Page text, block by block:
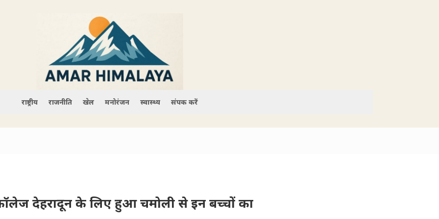
राष्ट्रीय राजनीति खेल मनोरंजन स्वास्थ्य संपर्क करें
कॉलेज देहरादून के लिए हुआ चमोली से इन बच्चों का